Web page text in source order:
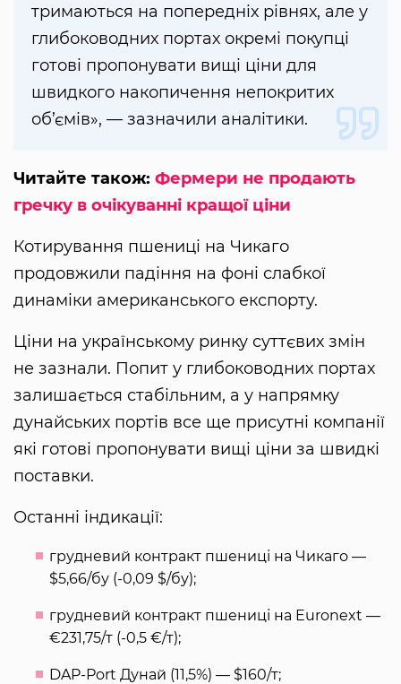
тримаються на попередніх рівнях, але у
глибоководних портах окремі покупці
готові пропонувати вищі ціни для
швидкого накопичення непокритих
об’ємів», — зазначили аналітики.
Читайте також: Фермери не продають
гречку в очікуванні кращої ціни
Котирування пшениці на Чикаго
продовжили падіння на фоні слабкої
динаміки американського експорту.
Ціни на українському ринку суттєвих змін
не зазнали. Попит у глибоководних портах
залишається стабільним, а у напрямку
дунайських портів все ще присутні компанії
які готові пропонувати вищі ціни за швидкі
поставки.
Останні індикації:
грудневий контракт пшениці на Чикаго —
$5,66/бу (-0,09 $/бу);
грудневий контракт пшениці на Euronext —
€231,75/т (-0,5 €/т);
DAP-Port Дунай (11,5%) — $160/т;